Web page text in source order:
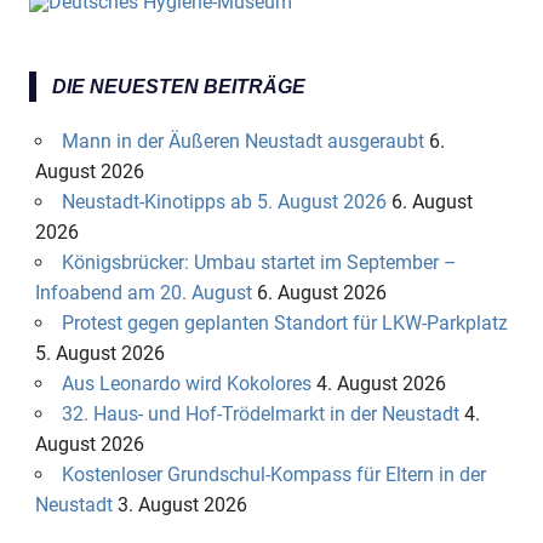
DIE NEUESTEN BEITRÄGE
Mann in der Äußeren Neustadt ausgeraubt 6.
August 2026
Neustadt-Kinotipps ab 5. August 2026 6. August
2026
Königsbrücker: Umbau startet im September –
Infoabend am 20. August 6. August 2026
Protest gegen geplanten Standort für LKW-Parkplatz
5. August 2026
Aus Leonardo wird Kokolores 4. August 2026
32. Haus- und Hof-Trödelmarkt in der Neustadt 4.
August 2026
Kostenloser Grundschul-Kompass für Eltern in der
Neustadt 3. August 2026